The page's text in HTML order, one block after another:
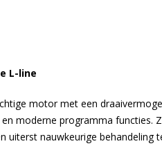
L-line
motor met een
moderne programma functies.
uiterst nauwkeurige behandeling